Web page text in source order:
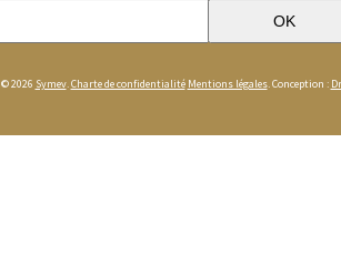
© 2026 Symev.Charte de confidentialité Mentions légales. Conception :